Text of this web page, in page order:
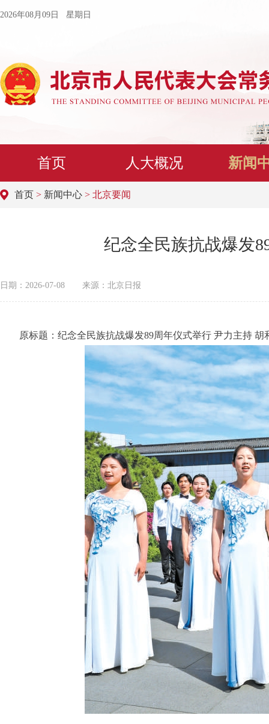
2026年08月09日 星期日
首页 人大概况 新闻
首页 > 新闻中心 > 北京要闻
纪念全民族抗战爆发
日期：2026-07-08 来源：北京日报
原标题：纪念全民族抗战爆发89周年仪式举行 尹力主持 胡